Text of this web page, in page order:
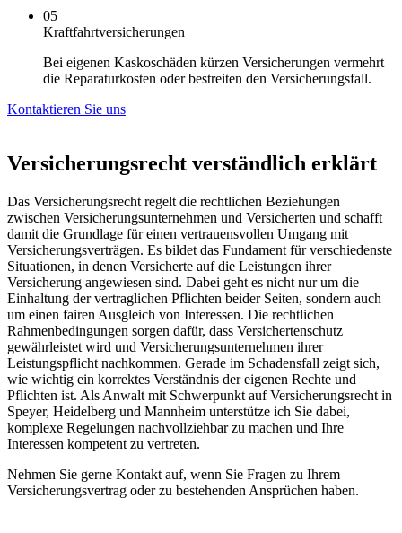
05
Kraftfahrtversicherungen
Bei eigenen Kaskoschäden kürzen Versicherungen vermehrt
die Reparaturkosten oder bestreiten den Versicherungsfall.
Kontaktieren Sie uns
Versicherungsrecht verständlich erklärt
Das Versicherungsrecht regelt die rechtlichen Beziehungen
zwischen Versicherungsunternehmen und Versicherten und schafft
damit die Grundlage für einen vertrauensvollen Umgang mit
Versicherungsverträgen. Es bildet das Fundament für verschiedenste
Situationen, in denen Versicherte auf die Leistungen ihrer
Versicherung angewiesen sind. Dabei geht es nicht nur um die
Einhaltung der vertraglichen Pflichten beider Seiten, sondern auch
um einen fairen Ausgleich von Interessen. Die rechtlichen
Rahmenbedingungen sorgen dafür, dass Versichertenschutz
gewährleistet wird und Versicherungsunternehmen ihrer
Leistungspflicht nachkommen. Gerade im Schadensfall zeigt sich,
wie wichtig ein korrektes Verständnis der eigenen Rechte und
Pflichten ist. Als Anwalt mit Schwerpunkt auf Versicherungsrecht in
Speyer, Heidelberg und Mannheim unterstütze ich Sie dabei,
komplexe Regelungen nachvollziehbar zu machen und Ihre
Interessen kompetent zu vertreten.
Nehmen Sie gerne Kontakt auf, wenn Sie Fragen zu Ihrem
Versicherungsvertrag oder zu bestehenden Ansprüchen haben.